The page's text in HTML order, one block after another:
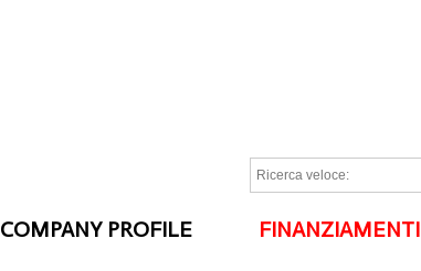
COMPANY PROFILE FINANZIAMENTI